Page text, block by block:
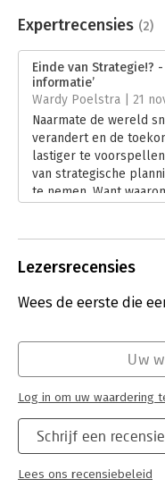
Bestandsformaat:
epub
Uitgever:
Druk:
1
Verschijningsdatum:
4-
Hoofdrubriek:
Expertrecensies (2)
Einde van Strategie!? -
informatie’
Wardy Poelstra | 21
Naarmate de wereld
verandert en de
lastiger te
van strategische
te nemen. Want
jaar?
Lezersrecensies
Wees de eerste die
Schrijf een recensie
Lees ons recensiebeleid
Uw
Log in om uw waardering